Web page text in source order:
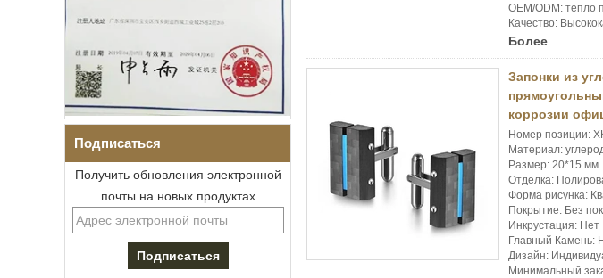
Подписаться
Получить обновления электронной
почты на новых продуктах
Мужской браслет I-Links из
нержавеющей стали 304 с
черным цирконием,
OEM/ODM: тепло
Качество:
Более
Запонки из
коррозии
Номер позиции:
Материал:
Размер: 20*15 мм
Отделка:
Форма рисунка:
Покрытие: Без
Инкрустация: Нет
Главный Камень:
Дизайн:
Минимальный